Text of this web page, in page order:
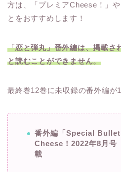
方は、「プレミアCheese！」
とをおすすめします！
「恋と弾丸」番外編は、掲載さ
と読むことができません。
最終巻12巻に未収録の番外編が
番外編「Special Bullet
Cheese！2022年8月号
載